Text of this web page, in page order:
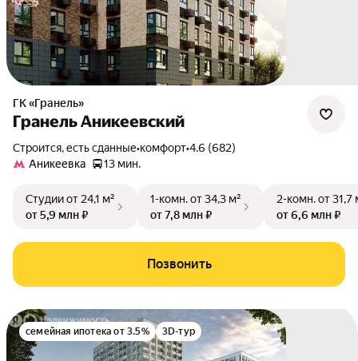
ГК «Гранель»
Гранель Аникеевский
Строится, есть сданные•комфорт•4.6 (682)
Аникеевка
13 мин.
Студииот 24,1 м²
от 5,9 млн ₽
1-комн.от 34,3 м²
от 7,8 млн ₽
2-комн.от 31,7
от 6,6 млн ₽
Позвонить
семейная ипотека от 3.5% 3D-тур